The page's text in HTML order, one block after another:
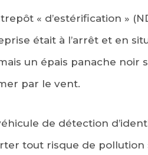
« d’estérification »
était à l’arrêt et en
un épais panache noir
par le vent.
de détection
tout risque de pollution